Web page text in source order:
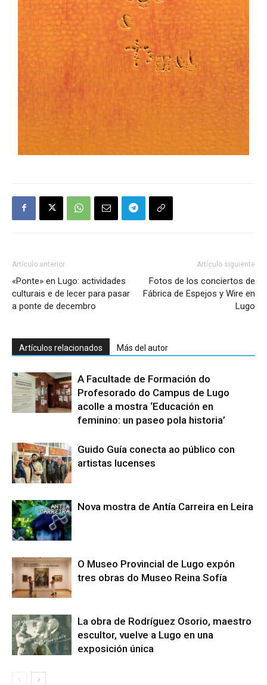
Artículo anterior
«Ponte» en Lugo: actividades
culturais e de lecer para pasar
a ponte de decembro
Artículo siguiente
Fotos de los conciertos de
Fábrica de Espejos y Wire en
Lugo
Artículos relacionados Más del autor
A Facultade de Formación do
Profesorado do Campus de Lugo
acolle a mostra ‘Educación en
feminino: un paseo pola historia’
Guido Guía conecta ao público con
artistas lucenses
Nova mostra de Antía Carreira en Leira
O Museo Provincial de Lugo expón
tres obras do Museo Reina Sofía
La obra de Rodríguez Osorio, maestro
escultor, vuelve a Lugo en una
exposición única